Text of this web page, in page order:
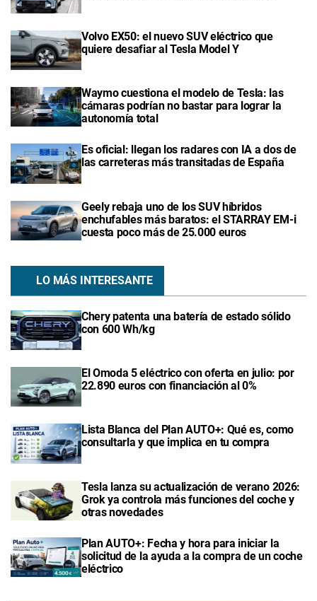
Volvo EX50: el nuevo SUV eléctrico que
quiere desafiar al Tesla Model Y
Waymo cuestiona el modelo de Tesla: las
cámaras podrían no bastar para lograr la
autonomía total
Es oficial: llegan los radares con IA a dos de
las carreteras más transitadas de España
Geely rebaja uno de los SUV híbridos
enchufables más baratos: el STARRAY EM-i
cuesta poco más de 25.000 euros
LO MÁS INTERESANTE
Chery patenta una batería de estado sólido
con 600 Wh/kg
El Omoda 5 eléctrico con oferta en julio: por
22.890 euros con financiación al 0%
Lista Blanca del Plan AUTO+: Qué es, como
consultarla y que implica en tu compra
Tesla lanza su actualización de verano 2026:
Grok ya controla más funciones del coche y
otras novedades
Plan AUTO+: Fecha y hora para iniciar la
solicitud de la ayuda a la compra de un coche
eléctrico